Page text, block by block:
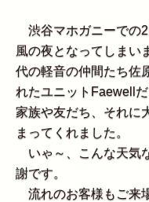
渋谷マホガニーでの
風の夜となってしまい
代の軽音の仲間たち佐
れたユニットFaewell
家族や友だち、それに
まってくれました。
いゃ～、こんな天気
謝です。
流れのお客様もご来